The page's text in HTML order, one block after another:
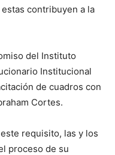
contribuyen a la
del Instituto
Institucional
de cuadros con
Cortes.
requisito, las y los
proceso de su